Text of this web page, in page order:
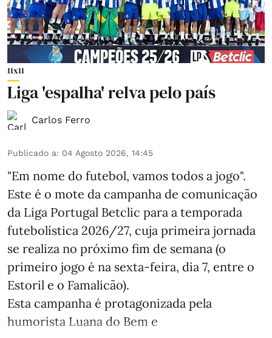
11x11
Liga 'espalha' relva pelo país
Carlos Ferro
Publicado a: 04 Agosto 2026, 14:45
"Em nome do futebol, vamos todos a jogo".
Este é o mote da campanha de comunicação
da Liga Portugal Betclic para a temporada
futebolística 2026/27, cuja primeira jornada
se realiza no próximo fim de semana (o
primeiro jogo é na sexta-feira, dia 7, entre o
Estoril e o Famalicão).
Esta campanha é protagonizada pela
humorista Luana do Bem e